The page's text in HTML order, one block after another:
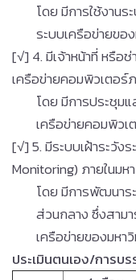
โดย มีการใช้งาน
ระบบเครือข่ายขอ
[√] 4. มีเจ้าหน้าที่ หรือ
เครือข่ายคอมพิวเตอร์
โดย มีการประชุม
เครือข่ายคอมพิวเ
[√] 5. มีระบบเฝ้าระวัง
Monitoring) ภายในมห
โดย มีการพัฒนาร
ส่วนกลาง ซึ่งสาม
เครือข่ายของมหา
ประเมินตนเอง/การบร